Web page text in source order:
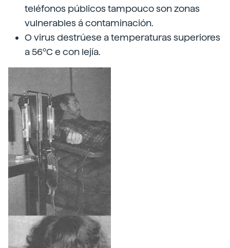
teléfonos públicos tampouco son zonas
vulnerables á contaminación.
O virus destrúese a temperaturas superiores
a 56ºC e con lejía.